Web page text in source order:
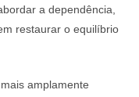
a dependência,
restaurar o equilíbrio
amplamente